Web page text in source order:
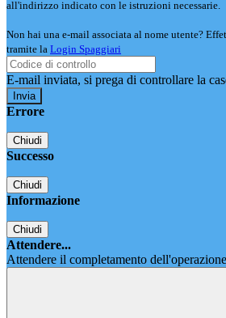
all'indirizzo indicato con le istruzioni necessarie.
Non hai una e-mail associata al nome utente?
tramite la Login Spaggiari
E-mail inviata, si prega di controllare la
Errore
Chiudi
Successo
Chiudi
Informazione
Chiudi
Attendere...
Attendere il completamento